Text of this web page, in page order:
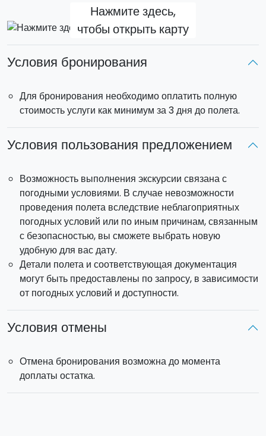
продолжительность полета 46 минут.
Дополняет программу Серебряного и Золотого туров и
дает возможность насладиться всем палермитанским
побережьем. Вы так же увидите
Партинико, Скопелло,
Алкамо Марина, Террасини и Монте Пеллегрино.
Место встречи: взлет осуществляется в аэропорту
Боккадифалко (Палермо).
Нажмите здесь,
чтобы открыть карту
Условия бронирования
Для бронирования необходимо оплатить полную
стоимость услуги как минимум за 3 дня до полета.
Условия пользования предложением
Возможность выполнения экскурсии связана с
погодными условиями. В случае невозможности
проведения полета вследствие неблагоприятных
погодных условий или по иным причинам, связанным
с безопасностью, вы сможете выбрать новую
удобную для вас дату.
Детали полета и соответствующая документация
могут быть предоставлены по запросу, в зависимости
от погодных условий и доступности.
Условия отмены
Отмена бронирования возможна до момента
доплаты остатка.